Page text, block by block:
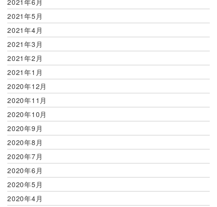
2021年6月
2021年5月
2021年4月
2021年3月
2021年2月
2021年1月
2020年12月
2020年11月
2020年10月
2020年9月
2020年8月
2020年7月
2020年6月
2020年5月
2020年4月